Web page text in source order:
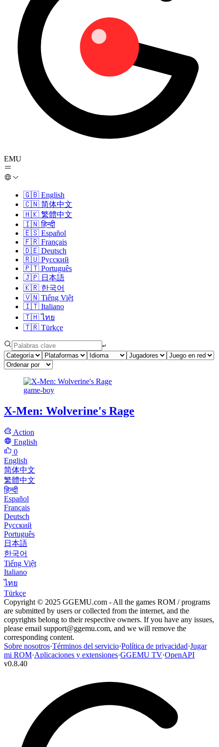
EMU
🇬🇧 English
🇨🇳 简体中文
🇭🇰 繁體中文
🇮🇳 हिन्दी
🇪🇸 Español
🇫🇷 Français
🇩🇪 Deutsch
🇷🇺 Русский
🇵🇹 Português
🇯🇵 日本語
🇰🇷 한국어
🇻🇳 Tiếng Việt
🇮🇹 Italiano
🇹🇭 ไทย
🇹🇷 Türkçe
↩︎
game-boy
X-Men: Wolverine's Rage
Action
English
0
English
简体中文
繁體中文
हिन्दी
Español
Français
Deutsch
Русский
Português
日本語
한국어
Tiếng Việt
Italiano
ไทย
Türkçe
Copyright © 2025 GGEMU.com - All the games ROM / programs
are submitted by users or collected from the internet, and the
copyrights belong to their respective owners. If you have any issues,
please email support@ggemu.com, and we will remove the
corresponding content.
Sobre nosotros·Términos del servicio·Política de privacidad·Jugar
mi ROM·Aplicaciones y extensiones·GGEMU TV·OpenAPI
v0.8.40